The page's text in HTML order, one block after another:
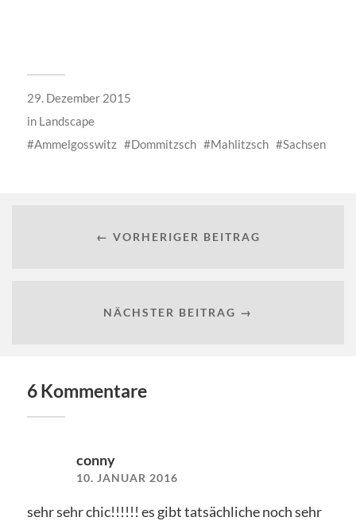
29. Dezember 2015
in Landscape
Ammelgosswitz
Dommitzsch Mahlitzsch Sachsen
← VORHERIGER BEITRAG
NÄCHSTER BEITRAG →
6 Kommentare
conny
10. JANUAR 2016
sehr sehr chic!!!!!! es gibt tatsächliche noch sehr